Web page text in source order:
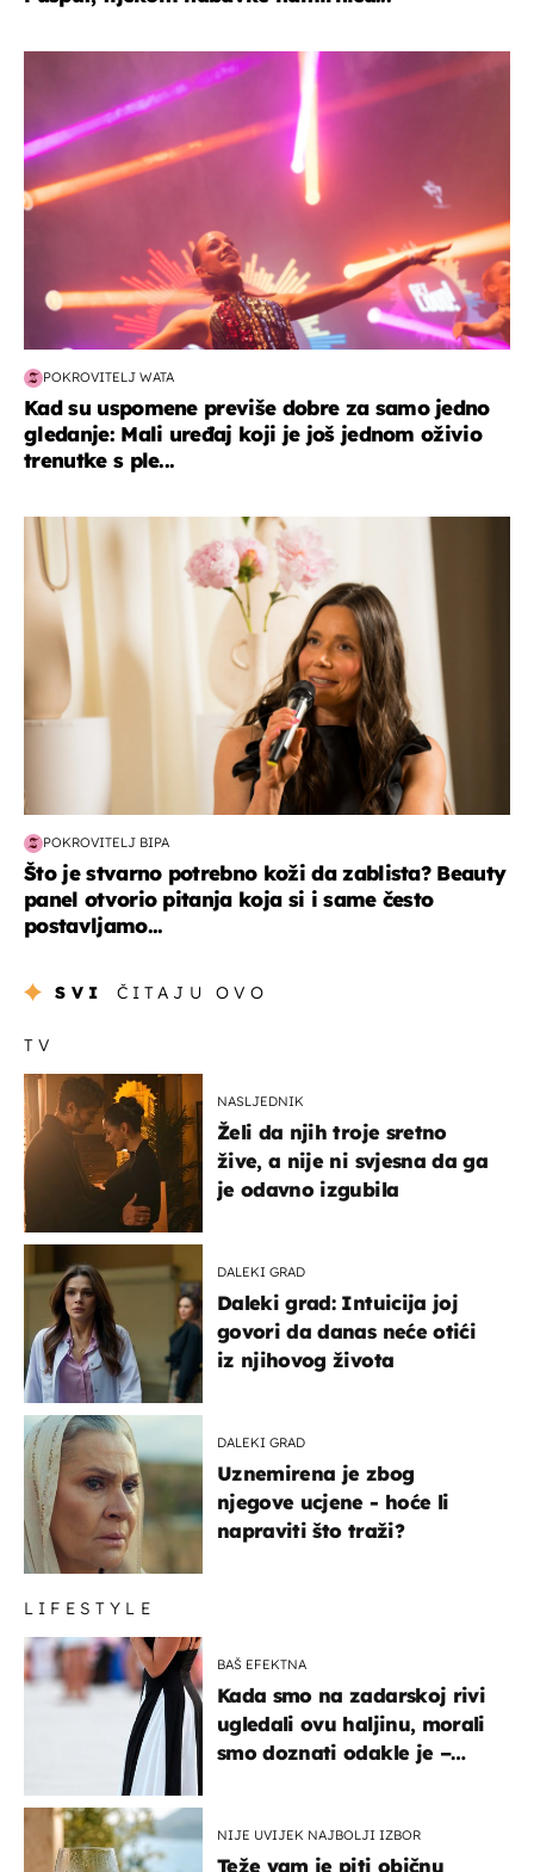
POKROVITELJ WATA
Kad su uspomene previše dobre za samo jedno
gledanje: Mali uređaj koji je još jednom oživio
trenutke s ple...
moda & ljepota
POKROVITELJ BIPA
Što je stvarno potrebno koži da zablista? Beauty
panel otvorio pitanja koja si i same često
postavljamo...
SVI ČITAJU OVO
TV
NASLJEDNIK
Želi da njih troje sretno
žive, a nije ni svjesna da ga
je odavno izgubila
DALEKI GRAD
Daleki grad: Intuicija joj
govori da danas neće otići
iz njihovog života
DALEKI GRAD
Uznemirena je zbog
njegove ucjene - hoće li
napraviti što traži?
LIFESTYLE
BAŠ EFEKTNA
Kada smo na zadarskoj rivi
ugledali ovu haljinu, morali
smo doznati odakle je –
NIJE UVIJEK NAJBOLJI IZBOR
Teže vam je piti običnu